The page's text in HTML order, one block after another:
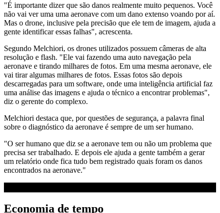
"É importante dizer que são danos realmente muito pequenos. Você
não vai ver uma uma aeronave com um dano extenso voando por aí.
Mas o drone, inclusive pela precisão que ele tem de imagem, ajuda a
gente identificar essas falhas", acrescenta.
Segundo Melchiori, os drones utilizados possuem câmeras de alta
resolução e flash. "Ele vai fazendo uma auto navegação pela
aeronave e tirando milhares de fotos. Em uma mesma aeronave, ele
vai tirar algumas milhares de fotos. Essas fotos são depois
descarregadas para um software, onde uma inteligência artificial faz
uma análise das imagens e ajuda o técnico a encontrar problemas",
diz o gerente do complexo.
Melchiori destaca que, por questões de segurança, a palavra final
sobre o diagnóstico da aeronave é sempre de um ser humano.
"O ser humano que diz se a aeronave tem ou não um problema que
precisa ser trabalhado. E depois ele ajuda a gente também a gerar
um relatório onde fica tudo bem registrado quais foram os danos
encontrados na aeronave."
Economia de tempo